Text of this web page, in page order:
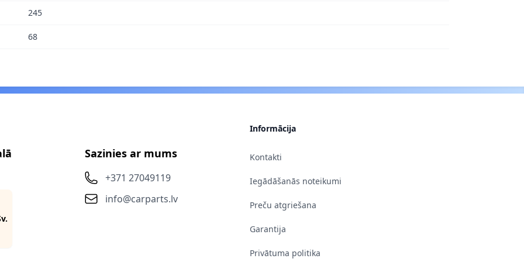
245
68
Sazinies ar mums
+371 27049119
info@carparts.lv
Informācija
Kontakti
Iegādāšanās noteikumi
Preču atgriešana
Garantija
Privātuma politika